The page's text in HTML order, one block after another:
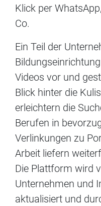
Klick per
Co.
Ein Teil der
Videos vor und
Blick hinter die
erleichtern die
Berufen in
Verlinkungen zu
Arbeit liefern
Die Plattform wird
Unternehmen und
aktualisiert und